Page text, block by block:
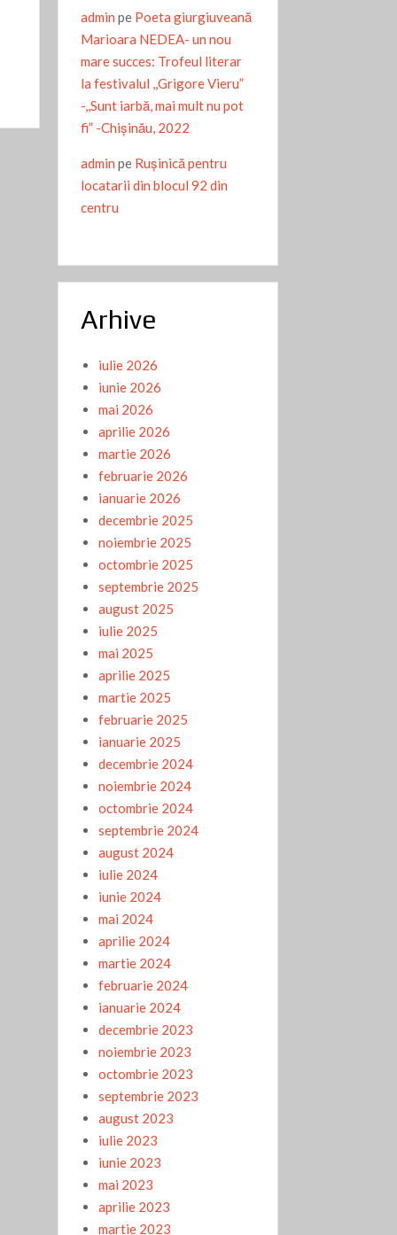
admin pe Poeta giurgiuveană
Marioara NEDEA- un nou
mare succes: Trofeul literar
la festivalul ,,Grigore Vieru”
-,,Sunt iarbă, mai mult nu pot
fi” -Chişinău, 2022
admin pe Ruşinică pentru
locatarii din blocul 92 din
centru
Arhive
iulie 2026
iunie 2026
mai 2026
aprilie 2026
martie 2026
februarie 2026
ianuarie 2026
decembrie 2025
noiembrie 2025
octombrie 2025
septembrie 2025
august 2025
iulie 2025
mai 2025
aprilie 2025
martie 2025
februarie 2025
ianuarie 2025
decembrie 2024
noiembrie 2024
octombrie 2024
septembrie 2024
august 2024
iulie 2024
iunie 2024
mai 2024
aprilie 2024
martie 2024
februarie 2024
ianuarie 2024
decembrie 2023
noiembrie 2023
octombrie 2023
septembrie 2023
august 2023
iulie 2023
iunie 2023
mai 2023
aprilie 2023
martie 2023